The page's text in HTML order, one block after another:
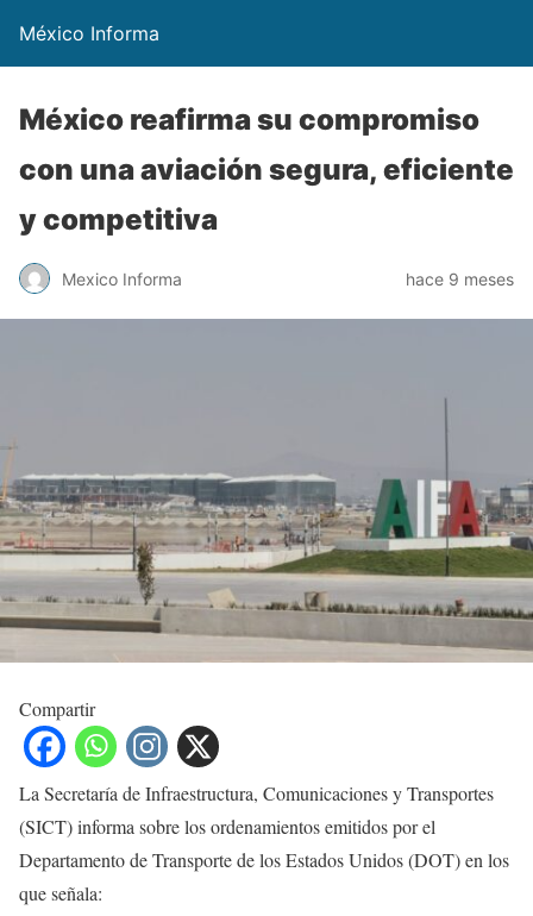
México Informa
México reafirma su compromiso
con una aviación segura, eficiente
y competitiva
Mexico Informa hace 9 meses
Compartir
La Secretaría de Infraestructura, Comunicaciones y Transportes
(SICT) informa sobre los ordenamientos emitidos por el
Departamento de Transporte de los Estados Unidos (DOT) en los
que señala: